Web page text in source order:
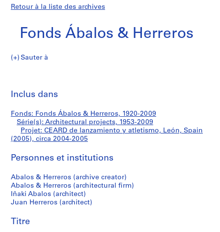
Retour à la liste des archives
Fonds Ábalos & Herreros
Sauter à
d
s
Á
a
o
&
H
e
r
de
lanzamiento
y
atletismo,
León,
Spain
(2005)
Inclus dans
Fonds: Fonds Ábalos & Herreros, 1920-2009
Série(s): Architectural projects, 1953-2009
Projet: CEARD de lanzamiento y atletismo, León, Spain
(2005), circa 2004-2005
Personnes et institutions
Abalos & Herreros (archive creator)
Abalos & Herreros (architectural firm)
Iñaki Abalos (architect)
Juan Herreros (architect)
Titre